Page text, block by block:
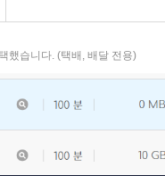
했습니다. (택배, 배달 전용)